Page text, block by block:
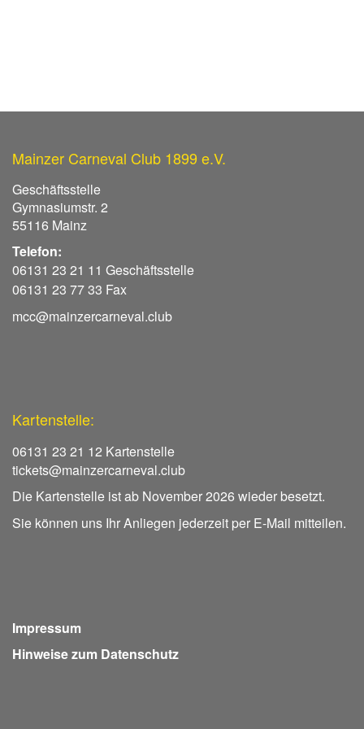
Mainzer Carneval Club 1899 e.V.
Geschäftsstelle
Gymnasiumstr. 2
55116 Mainz
Telefon:
06131 23 21 11 Geschäftsstelle
06131 23 77 33 Fax
mcc@mainzercarneval.club
Kartenstelle:
06131 23 21 12 Kartenstelle
tickets@mainzercarneval.club
Die Kartenstelle ist ab November 2026 wieder besetzt.
Sie können uns Ihr Anliegen jederzeit per E-Mail mitteilen.
Impressum
Hinweise zum Datenschutz